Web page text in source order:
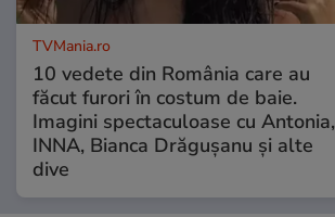
TVMania.ro
10 vedete din România care au
făcut furori în costum de baie.
Imagini spectaculoase cu Antonia,
INNA, Bianca Drăgușanu și alte
dive